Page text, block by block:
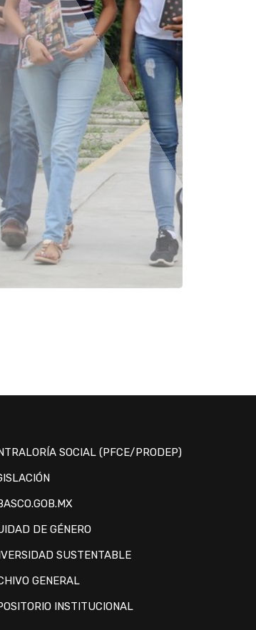
SOCIAL (PFCE/PRODEP)
DE GÉNERO
SUSTENTABLE
GENERAL
INSTITUCIONAL